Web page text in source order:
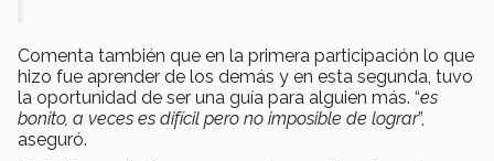
Comenta también que en la primera participación lo que
hizo fue aprender de los demás y en esta segunda, tuvo
la oportunidad de ser una guía para alguien más. “es
bonito, a veces es difícil pero no imposible de lograr”,
aseguró.